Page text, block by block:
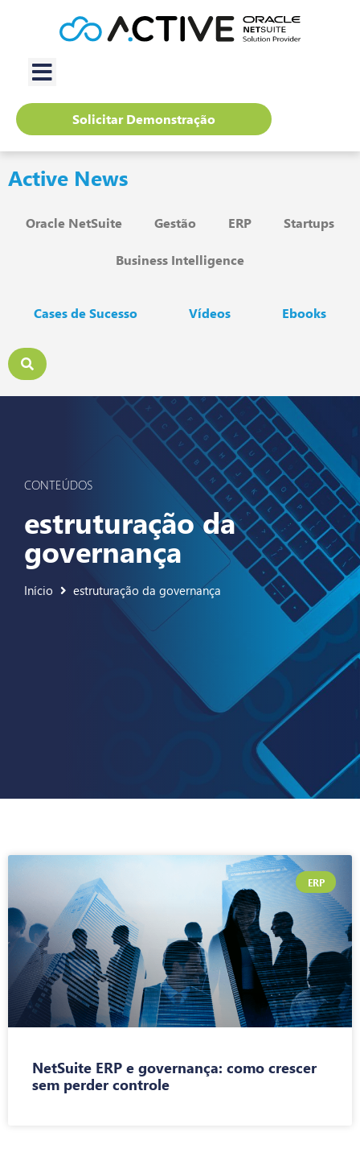
Solicitar Demonstração
Active News
Oracle NetSuite Gestão ERP Startups
Business Intelligence
Cases de Sucesso Vídeos Ebooks
CONTEÚDOS
estruturação da
governança
Início estruturação da governança
ERP
NetSuite ERP e governança: como crescer
sem perder controle